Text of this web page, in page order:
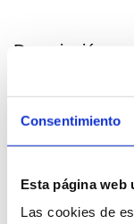
Consentimiento
Esta página web
Las cookies de
Descripción
Adjuntos
Valoraciones